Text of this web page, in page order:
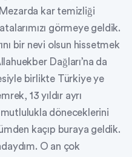
kar temizliği
görmeye geldik.
bir nevi olsun hissetmek
Dağları’na da
birlikte Türkiye ye
13 yıldır ayrı
mutlulukla döneceklerini
kaçıp buraya geldik.
O an çok